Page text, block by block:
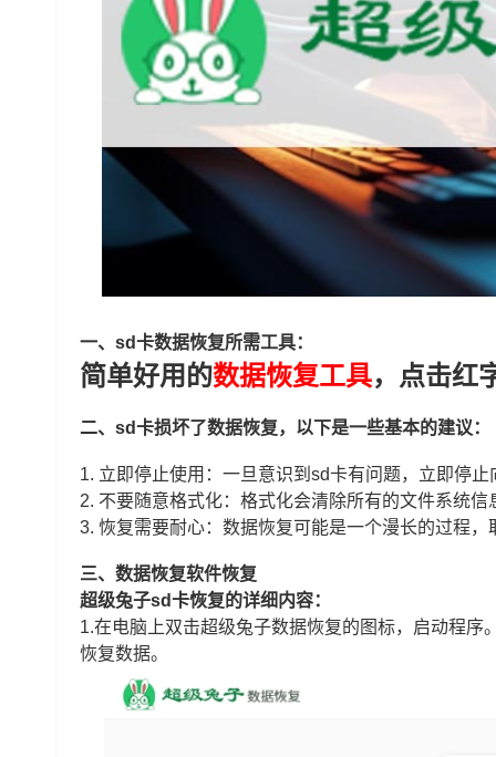
一、sd卡数据恢复所需工具：
简单好用的数据恢复工具，点击红
二、sd卡损坏了数据恢复，以下是一些基本的建议：
1. 立即停止使用：一旦意识到sd卡有问题，立即停
2. 不要随意格式化：格式化会清除所有的文件系统
3. 恢复需要耐心：数据恢复可能是一个漫长的过程
三、数据恢复软件恢复
超级兔子sd卡恢复的详细内容：
1.在电脑上双击超级兔子数据恢复的图标，启动程序
恢复数据。